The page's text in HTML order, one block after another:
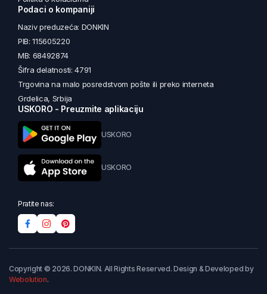
Podaci o kompaniji
Naziv preduzeća: DONKIN
PIB: 115605220
MB: 68492874
Šifra delatnosti: 4791
Trgovina na malo posredstvom pošte ili preko interneta
Grdelica, Srbija
USKORO - Preuzmite aplikaciju
USKORO
USKORO
Pratite nas:
Copyright © 2026. DONKIN. All Rights Reserved. Design & Developed by
Webolution.